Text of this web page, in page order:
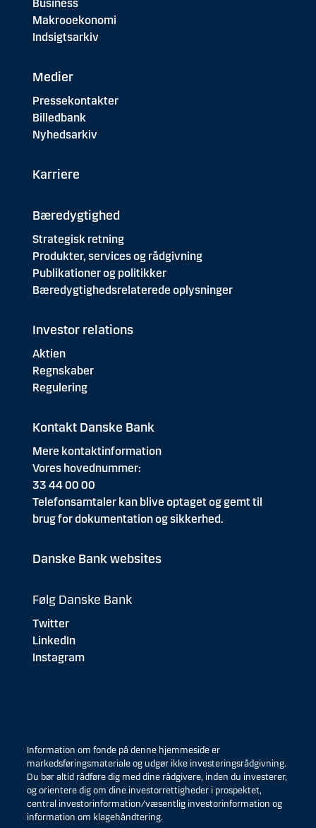
Business
Makrooekonomi
Indsigtsarkiv
Medier
Pressekontakter
Billedbank
Nyhedsarkiv
Karriere
Bæredygtighed
Strategisk retning
Produkter, services og rådgivning
Publikationer og politikker
Bæredygtighedsrelaterede oplysninger
Investor relations
Aktien
Regnskaber
Regulering
Kontakt Danske Bank
Mere kontaktinformation
Vores hovednummer:
33 44 00 00
Telefonsamtaler kan blive optaget og gemt til
brug for dokumentation og sikkerhed.
Danske Bank websites
Følg Danske Bank
Twitter
LinkedIn
Instagram
Information om fonde på denne hjemmeside er
markedsføringsmateriale og udgør ikke investeringsrådgivning.
Du bør altid rådføre dig med dine rådgivere, inden du investerer,
og orientere dig om dine investorrettigheder i prospektet,
central investorinformation/væsentlig investorinformation og
information om klagehåndtering.